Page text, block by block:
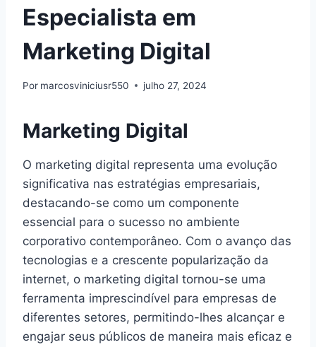
Especialista em
Marketing Digital
Por marcosviniciusr550 julho 27, 2024
Marketing Digital
O marketing digital representa uma evolução
significativa nas estratégias empresariais,
destacando-se como um componente
essencial para o sucesso no ambiente
corporativo contemporâneo. Com o avanço das
tecnologias e a crescente popularização da
internet, o marketing digital tornou-se uma
ferramenta imprescindível para empresas de
diferentes setores, permitindo-lhes alcançar e
engajar seus públicos de maneira mais eficaz e